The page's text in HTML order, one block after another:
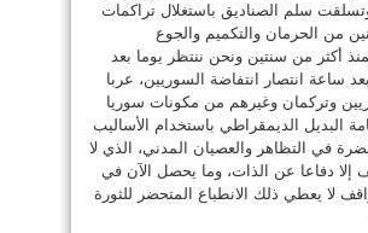
سلم الصناديق باستغلال تراكمات
من الحرمان والتكميم والجوع
أكثر من سنتين ونحن ننتظر يوما بعد
ساعة انتصار انتفاضة السوريين، عربا
وتركمان وغيرهم من مكونات سوريا
البديل الديمقراطي باستخدام الأساليب
في التظاهر والعصيان المدني، الذي لا
إلا دفاعا عن الذات، وما يحصل الآن في
لا يعطي ذلك الانطباع المتحضر للثورة